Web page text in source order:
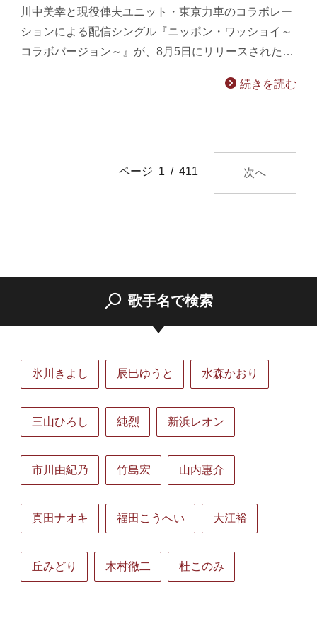
川中美幸と現役俥夫ユニット・東京力車のコラボレー
ションによる配信シングル『ニッポン・ワッショイ～
コラボバージョン～』が、8月5日にリリースされた…
続きを読む
ページ 1 / 411 次へ
歌手名で検索
氷川きよし 辰巳ゆうと 水森かおり
三山ひろし 純烈 新浜レオン
市川由紀乃 竹島宏 山内惠介
真田ナオキ 福田こうへい 大江裕
丘みどり 木村徹二 杜このみ